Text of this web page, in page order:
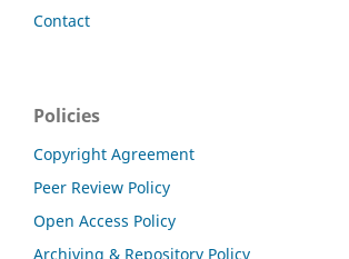
Contact
Policies
Copyright Agreement
Peer Review Policy
Open Access Policy
Archiving & Repository Policy